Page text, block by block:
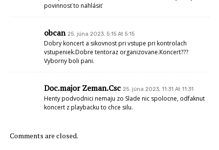
povinnosť to nahlásiť
obcan 25. júna 2023, 5:15 At 5:15
Dobry koncert a sikovnost pri vstupe pri kontrolach
vstupeniek.Dobre tentoraz organizovane.Koncert???
Vyborny boli pani.
Doc.major Zeman.Csc 25. júna 2023, 11:31 At 11:31
Henty podvodnici nemaju zo Slade nic spolocne, odfaknut
koncert z playbacku to chce silu.
Comments are closed.